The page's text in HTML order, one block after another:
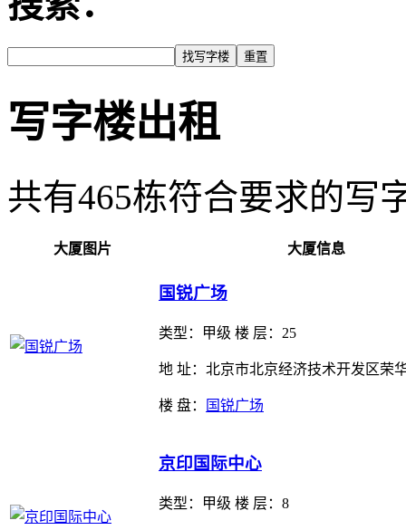
写字楼出租
共有465栋符合要求的写
大厦图片 大厦信息
国锐广场
类型： 甲级 楼 层：25
地 址：北京市北京经济技术开发区荣
楼 盘： 国锐广场
京印国际中心
类型： 甲级 楼 层：8